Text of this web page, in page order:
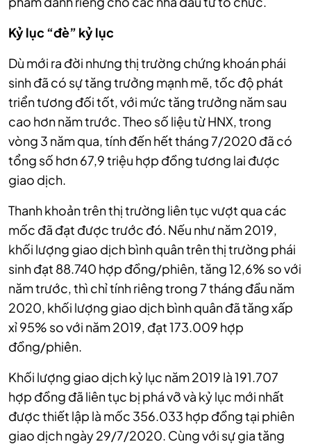
Kỷ lục “đè” kỷ lục
Dù mới ra đời nhưng thị trường chứng khoán phái
sinh đã có sự tăng trưởng mạnh mẽ, tốc độ phát
triển tương đối tốt, với mức tăng trưởng năm sau
cao hơn năm trước. Theo số liệu từ HNX, trong
vòng 3 năm qua, tính đến hết tháng 7/2020 đã có
tổng số hơn 67,9 triệu hợp đồng tương lai được
giao dịch.
Thanh khoản trên thị trường liên tục vượt qua các
mốc đã đạt được trước đó. Nếu như năm 2019,
khối lượng giao dịch bình quân trên thị trường phái
sinh đạt 88.740 hợp đồng/phiên, tăng 12,6% so với
năm trước, thì chỉ tính riêng trong 7 tháng đầu năm
2020, khối lượng giao dịch bình quân đã tăng xấp
xỉ 95% so với năm 2019, đạt 173.009 hợp
đồng/phiên.
Khối lượng giao dịch kỷ lục năm 2019 là 191.707
hợp đồng đã liên tục bị phá vỡ và kỷ lục mới nhất
được thiết lập là mốc 356.033 hợp đồng tại phiên
giao dịch ngày 29/7/2020. Cùng với sự gia tăng